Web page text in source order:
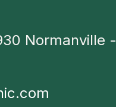
Normanville -